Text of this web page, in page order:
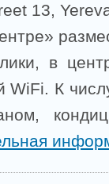
13,
в
WiFi. К